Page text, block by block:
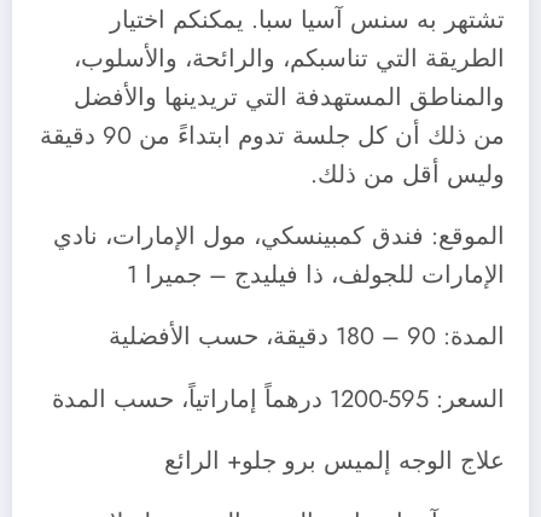
تشتهر به سنس آسيا سبا. يمكنكم اختيار
الطريقة التي تناسبكم، والرائحة، والأسلوب،
والمناطق المستهدفة التي تريدينها والأفضل
من ذلك أن كل جلسة تدوم ابتداءً من 90 دقيقة
وليس أقل من ذلك.
الموقع: فندق كمبينسكي، مول الإمارات، نادي
الإمارات للجولف، ذا فيليدج – جميرا 1
المدة: 90 – 180 دقيقة، حسب الأفضلية
السعر: 595-1200 درهماً إماراتياً، حسب المدة
علاج الوجه إلميس برو جلو+ الرائع